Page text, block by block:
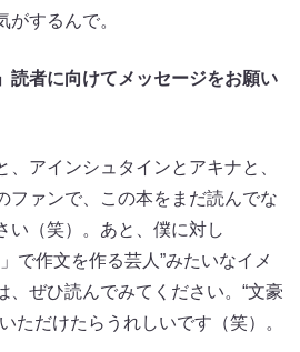
がするんで。
者に向けてメッセージをお願い
、アインシュタインとアキナと、
ファンで、この本をまだ読んでな
い（笑）。あと、僕に対し
で作文を作る芸人”みたいなイメ
、ぜひ読んでみてください。“文豪
ただけたらうれしいです（笑）。